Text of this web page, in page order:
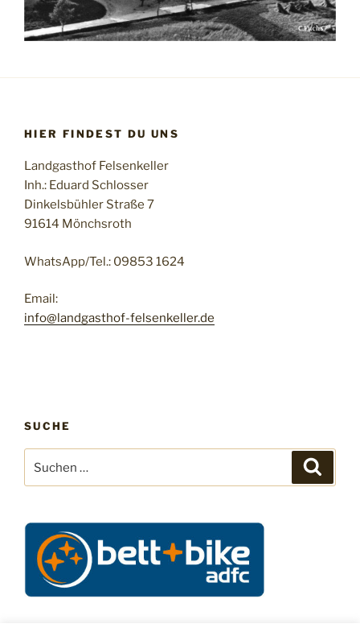
HIER FINDEST DU UNS
Landgasthof Felsenkeller
Inh.: Eduard Schlosser
Dinkelsbühler Straße 7
91614 Mönchsroth
WhatsApp/Tel.: 09853 1624
Email:
info@landgasthof-felsenkeller.de
SUCHE
nach: